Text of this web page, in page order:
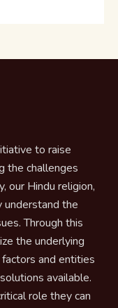
to raise
the challenges
our Hindu religion,
understand the
Through this
the underlying
and entities
available.
role they can